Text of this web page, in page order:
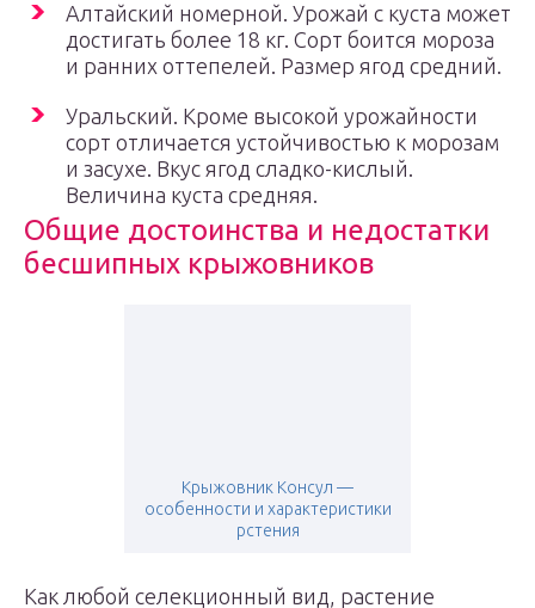
Алтайский номерной. Урожай с куста может
достигать более 18 кг. Сорт боится мороза
и ранних оттепелей. Размер ягод средний.
Уральский. Кроме высокой урожайности
сорт отличается устойчивостью к морозам
и засухе. Вкус ягод сладко-кислый.
Величина куста средняя.
Общие достоинства и недостатки
бесшипных крыжовников
Крыжовник Консул —
особенности и характеристики
рстения
Как любой селекционный вид, растение